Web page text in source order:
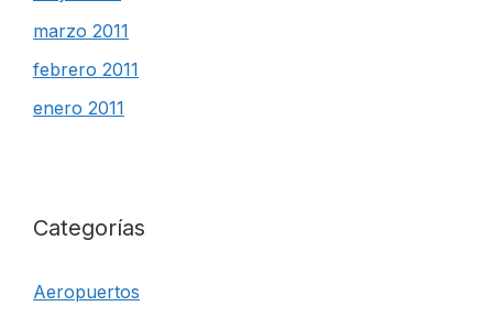
marzo 2011
febrero 2011
enero 2011
Categorías
Aeropuertos